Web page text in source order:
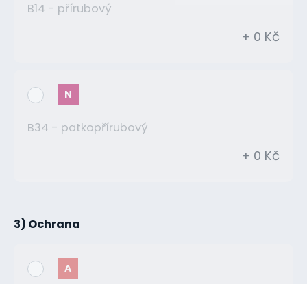
B14 - přírubový
+ 0 Kč
N
B34 - patkopřírubový
+ 0 Kč
3) Ochrana
A